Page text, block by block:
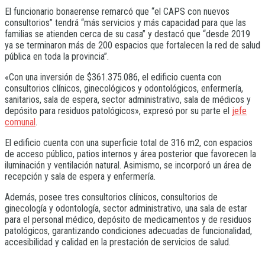
El funcionario bonaerense remarcó que “el CAPS con nuevos
consultorios” tendrá “más servicios y más capacidad para que las
familias se atienden cerca de su casa” y destacó que “desde 2019
ya se terminaron más de 200 espacios que fortalecen la red de salud
pública en toda la provincia”.
«Con una inversión de $361.375.086, el edificio cuenta con
consultorios clínicos, ginecológicos y odontológicos, enfermería,
sanitarios, sala de espera, sector administrativo, sala de médicos y
depósito para residuos patológicos», expresó por su parte el jefe
comunal.
El edificio cuenta con una superficie total de 316 m2, con espacios
de acceso público, patios internos y área posterior que favorecen la
iluminación y ventilación natural. Asimismo, se incorporó un área de
recepción y sala de espera y enfermería.
Además, posee tres consultorios clínicos, consultorios de
ginecología y odontología, sector administrativo, una sala de estar
para el personal médico, depósito de medicamentos y de residuos
patológicos, garantizando condiciones adecuadas de funcionalidad,
accesibilidad y calidad en la prestación de servicios de salud.